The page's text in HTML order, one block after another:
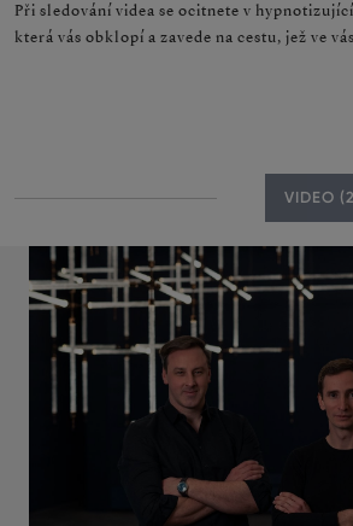
Při sledování videa se ocitnete v
která vás obklopí a zavede na cestu, jež ve
VIDEO